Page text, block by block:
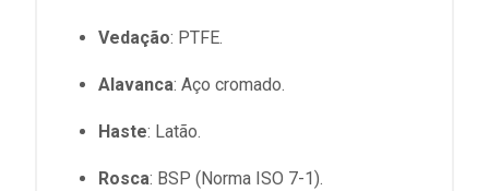
Vedação: PTFE.
Alavanca: Aço cromado.
Haste: Latão.
Rosca: BSP (Norma ISO 7-1).